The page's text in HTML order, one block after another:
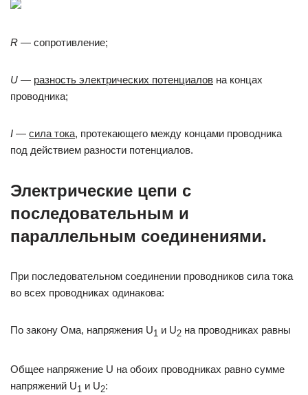
R — сопротивление;
U — разность электрических потенциалов на концах
проводника;
I — сила тока, протекающего между концами проводника
под действием разности потенциалов.
Электрические цепи с
последовательным и
параллельным соединениями.
При последовательном соединении проводников сила тока
во всех проводниках одинакова:
По закону Ома, напряжения U1 и U2 на проводниках равны
Общее напряжение U на обоих проводниках равно сумме
напряжений U1 и U2: